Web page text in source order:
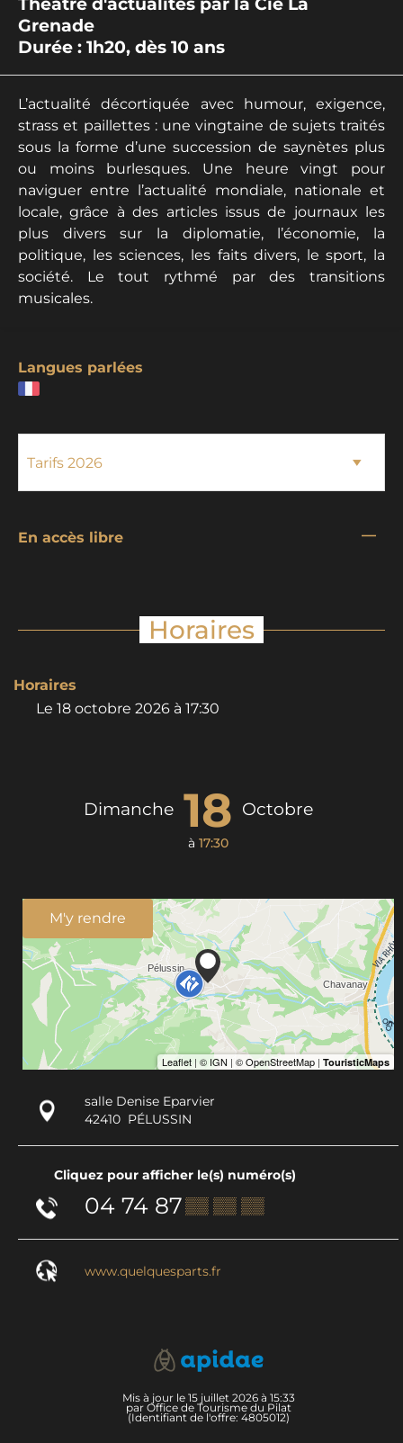
Grenade
Durée : 1h20, dès 10 ans
L’actualité décortiquée avec humour, exigence,
strass et paillettes : une vingtaine de sujets traités
sous la forme d’une succession de saynètes plus
ou moins burlesques. Une heure vingt pour
naviguer entre l’actualité mondiale, nationale et
locale, grâce à des articles issus de journaux les
plus divers sur la diplomatie, l’économie, la
politique, les sciences, les faits divers, le sport, la
société. Le tout rythmé par des transitions
musicales.
Langues parlées
En accès libre —
Horaires
Horaires
Le 18 octobre 2026 à 17:30
Dimanche 18 Octobre
à 17:30
M'y rendre
salle Denise Eparvier
42410 PÉLUSSIN
Cliquez pour afficher le(s) numéro(s)
04 74 87▒▒ ▒▒ ▒▒
www.quelquesparts.fr
Mis à jour le 15 juillet 2026 à 15:33
par Office de Tourisme du Pilat
(Identifiant de l'offre: 4805012)